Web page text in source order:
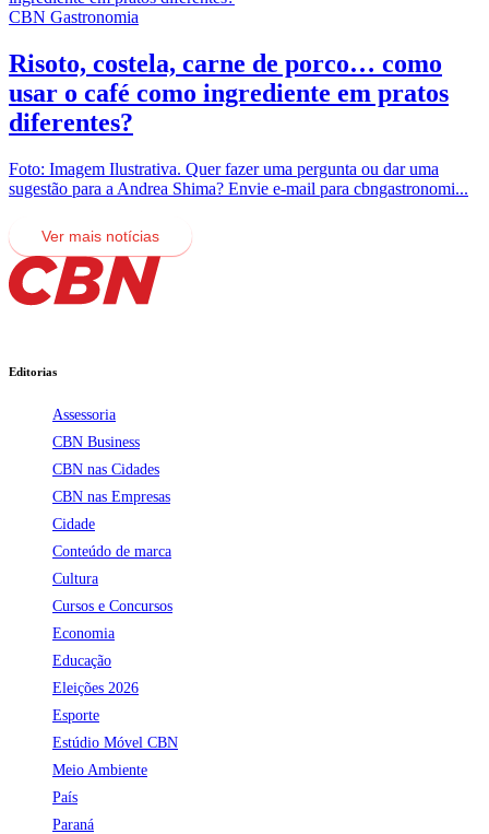
CBN Gastronomia
Risoto, costela, carne de porco… como
usar o café como ingrediente em pratos
diferentes?
Foto: Imagem Ilustrativa. Quer fazer uma pergunta ou dar uma
sugestão para a Andrea Shima? Envie e-mail para cbngastronomi...
Ver mais notícias
Editorias
Assessoria
CBN Business
CBN nas Cidades
CBN nas Empresas
Cidade
Conteúdo de marca
Cultura
Cursos e Concursos
Economia
Educação
Eleições 2026
Esporte
Estúdio Móvel CBN
Meio Ambiente
País
Paraná